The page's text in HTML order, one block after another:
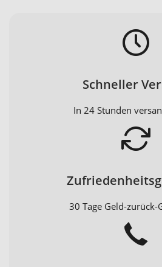
Schneller
In 24 Stunden
30 Tage Geld-zurück-